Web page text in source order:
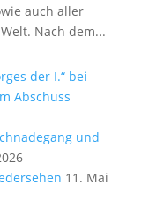
auch aller
Nach dem...
der I.“ bei
Abschuss
und
11. Mai